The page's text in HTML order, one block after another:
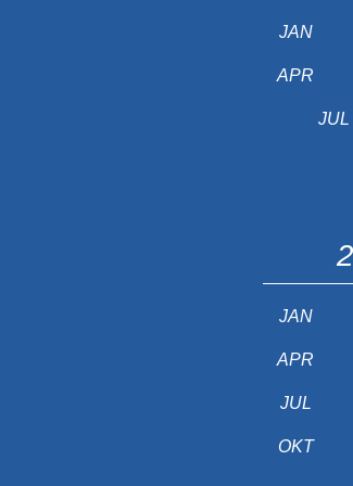
JAN
APR
JUL
JAN
APR
JUL
OKT